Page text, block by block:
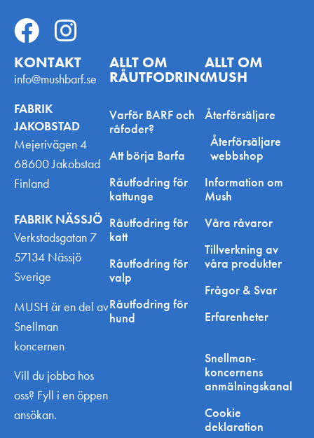
KONTAKT
info@mushbarf.se
FABRIK
JAKOBSTAD
Mejerivägen 4
68600 Jakobstad
Finland
FABRIK NÄSSJÖ
Verkstadsgatan 7
57134 Nässjö
Sverige
MUSH är en del av
Snellman
koncernen
Vill du jobba hos
oss? Fyll i en öppen
ansökan.
ALLT OM
RÅUTFODRING
Varför BARF och
råfoder?
Att börja Barfa
Råutfodring för
kattunge
Råutfodring för
katt
Råutfodring för
valp
Råutfodring för
hund
ALLT OM
MUSH
Återförsäljare
Återförsäljare
webbshop
Information om
Mush
Våra råvaror
Tillverkning av
våra produkter
Frågor & Svar
Erfarenheter
Snellman-
koncernens
anmälningskanal
Cookie
deklaration